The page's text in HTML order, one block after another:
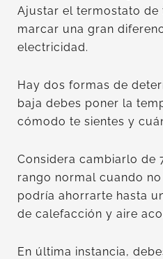
Ajustar el termostato de
marcar una gran
electricidad.
Hay dos formas de
baja debes poner la
cómodo te sientes y
Considera cambiarlo de
rango normal cuando no
podría ahorrarte hasta
de calefacción y aire
En última instancia,